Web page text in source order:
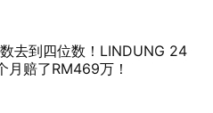
去到四位数！LINDUNG 24
月赔了RM469万！